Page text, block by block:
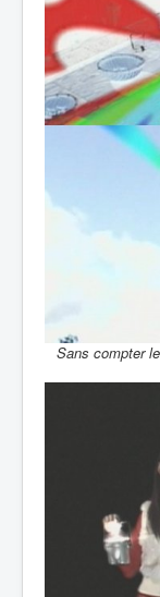
Sans compter